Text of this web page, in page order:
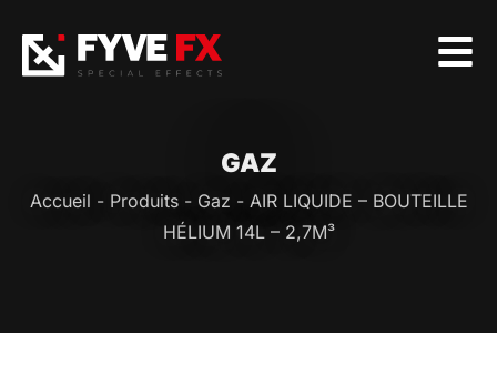
GAZ
Accueil - Produits- Gaz - AIR LIQUIDE – BOUTEILLE
HÉLIUM 14L – 2,7M³